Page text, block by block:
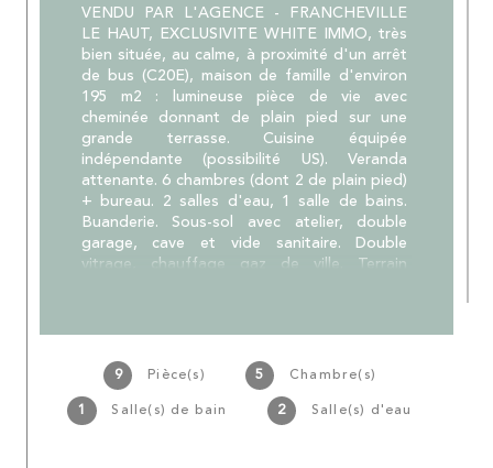
9 Pièce(s) 5
Chambre(s)
1
Salle(s) de bain 2 Salle(s) d'eau
VENDU PAR L'AGENCE - FRANCHEVILLE
LE HAUT, EXCLUSIVITE WHITE IMMO, très
bien située, au calme, à proximité d'un arrêt
de bus (C20E), maison de famille d'environ
195 m2 : lumineuse pièce de vie avec
cheminée donnant de plain pied sur une
grande terrasse. Cuisine équipée
indépendante (possibilité US). Veranda
attenante. 6 chambres (dont 2 de plain pied)
+ bureau. 2 salles d'eau, 1 salle de bains.
Buanderie. Sous-sol avec atelier, double
garage, cave et vide sanitaire. Double
vitrage, chauffage gaz de ville. Terrain
l'Agence : 04 72 44 42 00